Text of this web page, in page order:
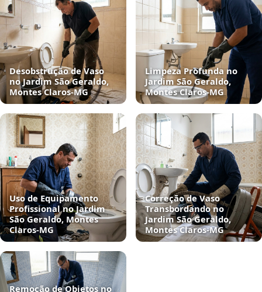
Desobstrução de Vaso
no Jardim São Geraldo,
Montes Claros‑MG
Limpeza Profunda no
Jardim São Geraldo,
Montes Claros‑MG
Uso de Equipamento
Profissional no Jardim
São Geraldo, Montes
Claros‑MG
Correção de Vaso
Transbordando no
Jardim São Geraldo,
Montes Claros‑MG
Remoção de Objetos no